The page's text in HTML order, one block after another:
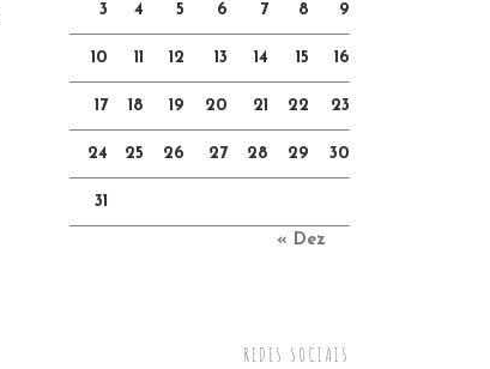
3 4 5 6 7 8 9
10 11 12 13 14 15 16
17 18 19 20 21 22 23
24 25 26 27 28 29 30
31
« Dez
REDES SOCIAIS